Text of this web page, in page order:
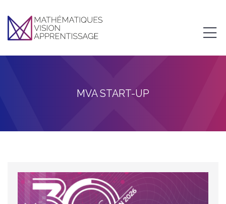
MVA START-UP